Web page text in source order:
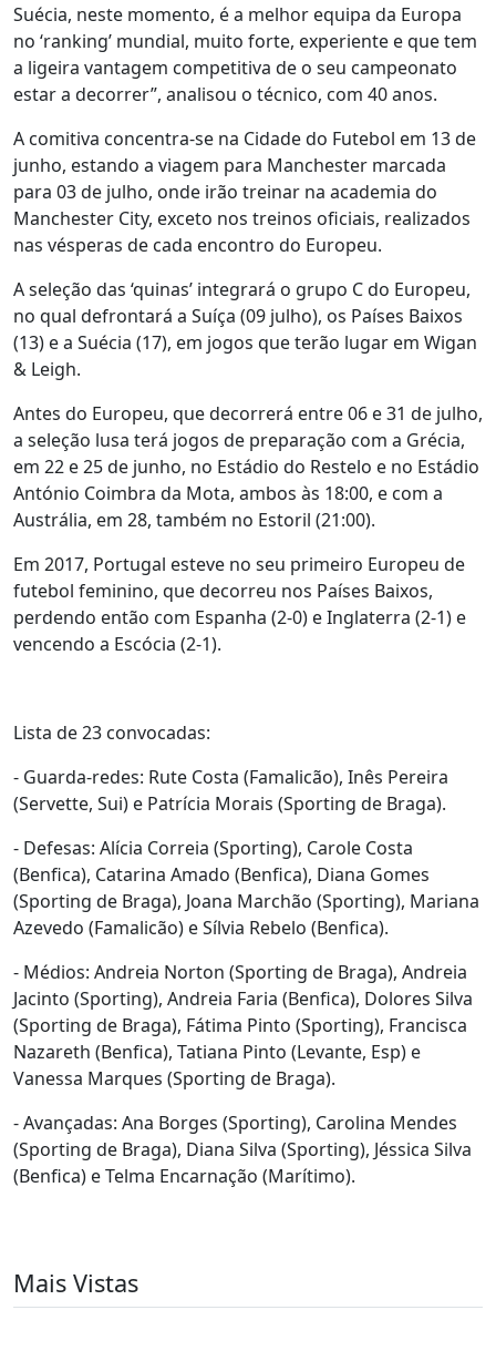
Suécia, neste momento, é a melhor equipa da Europa
no ‘ranking’ mundial, muito forte, experiente e que tem
a ligeira vantagem competitiva de o seu campeonato
estar a decorrer”, analisou o técnico, com 40 anos.
A comitiva concentra-se na Cidade do Futebol em 13 de
junho, estando a viagem para Manchester marcada
para 03 de julho, onde irão treinar na academia do
Manchester City, exceto nos treinos oficiais, realizados
nas vésperas de cada encontro do Europeu.
A seleção das ‘quinas’ integrará o grupo C do Europeu,
no qual defrontará a Suíça (09 julho), os Países Baixos
(13) e a Suécia (17), em jogos que terão lugar em Wigan
& Leigh.
Antes do Europeu, que decorrerá entre 06 e 31 de julho,
a seleção lusa terá jogos de preparação com a Grécia,
em 22 e 25 de junho, no Estádio do Restelo e no Estádio
António Coimbra da Mota, ambos às 18:00, e com a
Austrália, em 28, também no Estoril (21:00).
Em 2017, Portugal esteve no seu primeiro Europeu de
futebol feminino, que decorreu nos Países Baixos,
perdendo então com Espanha (2-0) e Inglaterra (2-1) e
vencendo a Escócia (2-1).
Lista de 23 convocadas:
- Guarda-redes: Rute Costa (Famalicão), Inês Pereira
(Servette, Sui) e Patrícia Morais (Sporting de Braga).
- Defesas: Alícia Correia (Sporting), Carole Costa
(Benfica), Catarina Amado (Benfica), Diana Gomes
(Sporting de Braga), Joana Marchão (Sporting), Mariana
Azevedo (Famalicão) e Sílvia Rebelo (Benfica).
- Médios: Andreia Norton (Sporting de Braga), Andreia
Jacinto (Sporting), Andreia Faria (Benfica), Dolores Silva
(Sporting de Braga), Fátima Pinto (Sporting), Francisca
Nazareth (Benfica), Tatiana Pinto (Levante, Esp) e
Vanessa Marques (Sporting de Braga).
- Avançadas: Ana Borges (Sporting), Carolina Mendes
(Sporting de Braga), Diana Silva (Sporting), Jéssica Silva
(Benfica) e Telma Encarnação (Marítimo).
Mais Vistas